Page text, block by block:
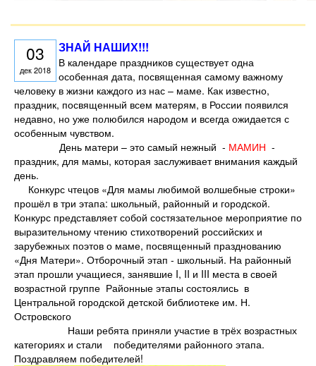
03
дек 2018
ЗНАЙ НАШИХ!!!
В календаре праздников существует одна
особенная дата, посвященная самому важному
человеку в жизни каждого из нас – маме. Как известно,
праздник, посвященный всем матерям, в России появился
недавно, но уже полюбился народом и всегда ожидается с
особенным чувством.
День матери – это самый нежный - МАМИН -
праздник, для мамы, которая заслуживает внимания каждый
день.
Конкурс чтецов «Для мамы любимой волшебные строки»
прошёл в три этапа: школьный, районный и городской.
Конкурс представляет собой состязательное мероприятие по
выразительному чтению стихотворений российских и
зарубежных поэтов о маме, посвященный празднованию
«Дня Матери». Отборочный этап - школьный. На районный
этап прошли учащиеся, занявшие I, II и III места в своей
возрастной группе Районные этапы состоялись в
Центральной городской детской библиотеке им. Н.
Островского
Наши ребята приняли участие в трёх возрастных
категориях и стали победителями районного этапа.
Поздравляем победителей!